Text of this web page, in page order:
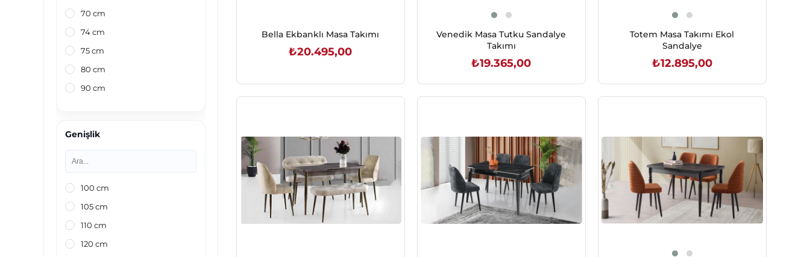
70 cm
74 cm
75 cm
80 cm
90 cm
Genişlik
100 cm
105 cm
110 cm
120 cm
Bella Ekbanklı Masa Takımı
₺20.495,00
Venedik Masa Tutku Sandalye
Takımı
₺19.365,00
Totem Masa Takımı Ekol
Sandalye
₺12.895,00